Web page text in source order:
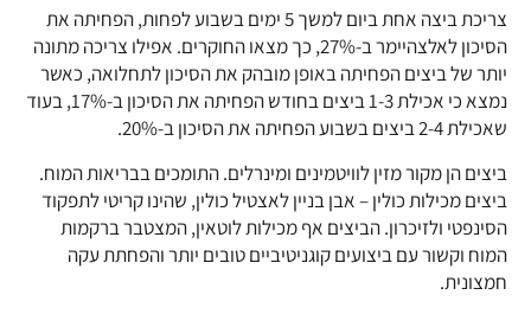
צריכת ביצה אחת ביום למשך 5 ימים בשבוע לפחות, הפחיתה את
הסיכון לאלצהיימר ב-27%, כך מצאו החוקרים. אפילו צריכה מתונה
יותר של ביצים הפחיתה באופן מובהק את הסיכון לתחלואה, כאשר
נמצא כי אכילת 1-3 ביצים בחודש הפחיתה את הסיכון ב-17%, בעוד
שאכילת 2-4 ביצים בשבוע הפחיתה את הסיכון ב-20%.
ביצים הן מקור מזין לוויטמינים ומינרלים. התומכים בבריאות המוח.
ביצים מכילות כולין – אבן בניין לאצטיל כולין, שהינו קריטי לתפקוד
הסינפטי ולזיכרון. הביצים אף מכילות לוטאין, המצטבר ברקמות
המוח וקשור עם ביצועים קוגניטיביים טובים יותר והפחתת עקה
חמצונית.